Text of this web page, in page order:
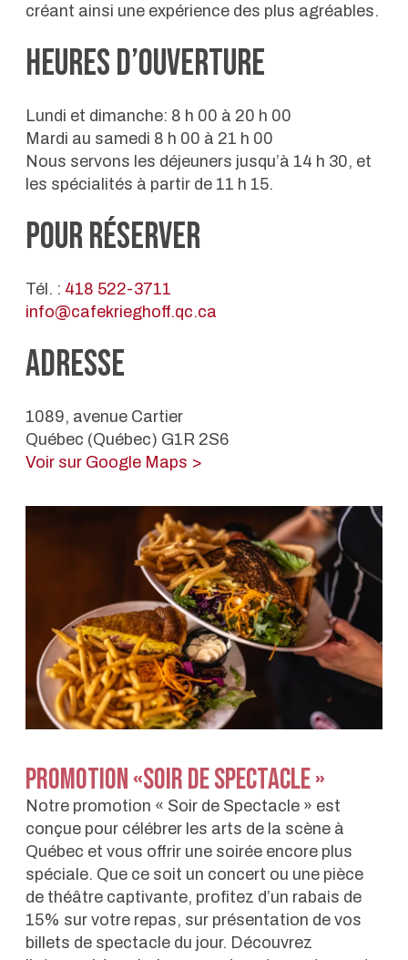
créant ainsi une expérience des plus agréables.
Heures d’ouverture
Lundi et dimanche: 8 h 00 à 20 h 00
Mardi au samedi 8 h 00 à 21 h 00
Nous servons les déjeuners jusqu’à 14 h 30, et
les spécialités à partir de 11 h 15.
Pour réserver
Tél. : 418 522-3711
info@cafekrieghoff.qc.ca
Adresse
1089, avenue Cartier
Québec (Québec) G1R 2S6
Voir sur Google Maps >
Promotion «Soir de spectacle »
Notre promotion « Soir de Spectacle » est
conçue pour célébrer les arts de la scène à
Québec et vous offrir une soirée encore plus
spéciale. Que ce soit un concert ou une pièce
de théâtre captivante, profitez d’un rabais de
15% sur votre repas, sur présentation de vos
billets de spectacle du jour. Découvrez